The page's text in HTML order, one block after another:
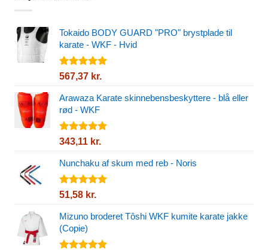
Tokaido BODY GUARD "PRO" brystplade til
karate - WKF - Hvid
Vurderet
ud af
5
567,37 kr.
Arawaza Karate skinnebensbeskyttere - blå eller
rød - WKF
Vurderet
ud af
5
343,11 kr.
Nunchaku af skum med reb - Noris
Vurderet
5.00
5
51,58 kr.
Mizuno broderet Tôshi WKF kumite karate jakke
(Copie)